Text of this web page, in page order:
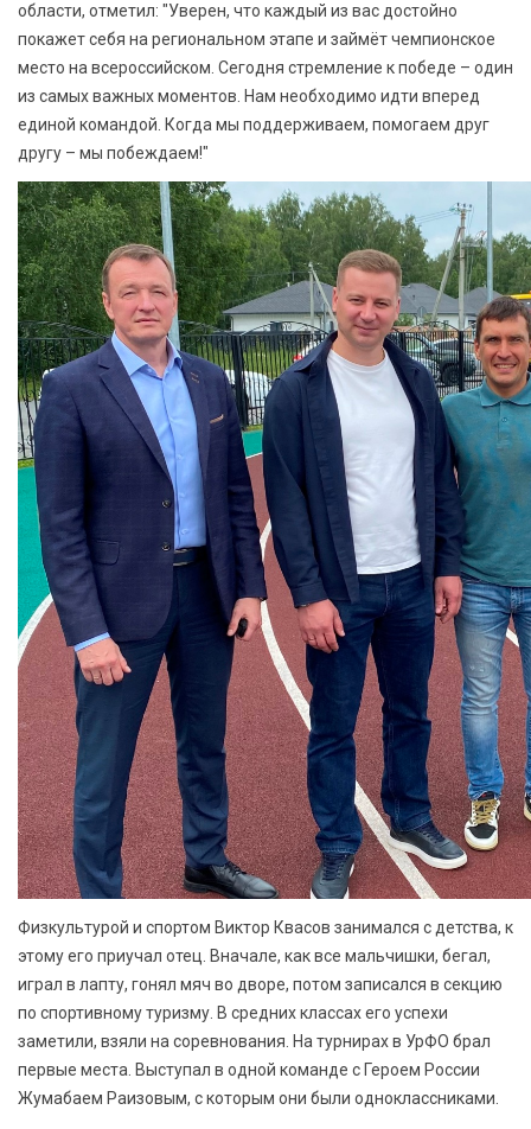
области, отметил: "Уверен, что каждый из вас достойно
покажет себя на региональном этапе и займёт чемпионское
место на всероссийском. Сегодня стремление к победе – один
из самых важных моментов. Нам необходимо идти вперед
единой командой. Когда мы поддерживаем, помогаем друг
другу – мы побеждаем!"
Физкультурой и спортом Виктор Квасов занимался с детства, к
этому его приучал отец. Вначале, как все мальчишки, бегал,
играл в лапту, гонял мяч во дворе, потом записался в секцию
по спортивному туризму. В средних классах его успехи
заметили, взяли на соревнования. На турнирах в УрФО брал
первые места. Выступал в одной команде с Героем России
Жумабаем Раизовым, с которым они были одноклассниками.